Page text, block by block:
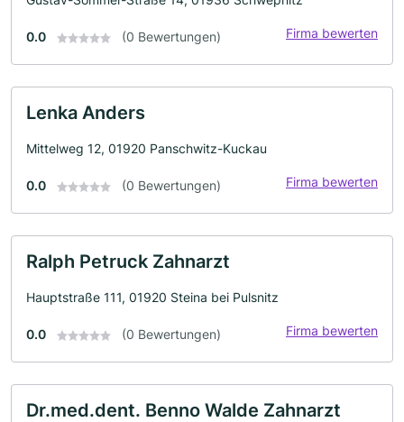
0.0 (0 Bewertungen) Firma bewerten
Lenka Anders
Mittelweg 12, 01920 Panschwitz-Kuckau
0.0 (0 Bewertungen) Firma bewerten
Ralph Petruck Zahnarzt
Hauptstraße 111, 01920 Steina bei Pulsnitz
0.0 (0 Bewertungen) Firma bewerten
Dr.med.dent. Benno Walde Zahnarzt